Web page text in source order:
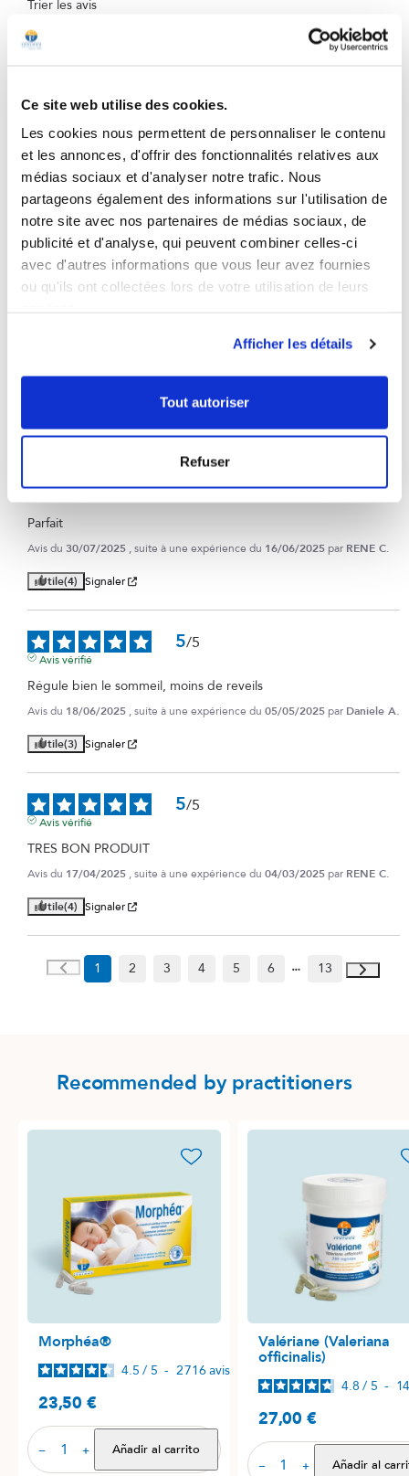
Ce site web utilise des cookies.
Les cookies nous permettent de personnaliser le contenu
et les annonces, d'offrir des fonctionnalités relatives aux
médias sociaux et d'analyser notre trafic. Nous
partageons également des informations sur l'utilisation de
notre site avec nos partenaires de médias sociaux, de
publicité et d'analyse, qui peuvent combiner celles-ci
avec d'autres informations que vous leur avez fournies
ou qu'ils ont collectées lors de votre utilisation de leurs
Afficher les détails
Tout autoriser
Refuser
Trier les avis
5/5
Avis vérifié
je n'ai pas encore testé
Avis du 01/03/2026
B.
Utile(4) Signaler
Parfait
Avis du 30/07/2025 , suite à une expérience du 16/06/2025 par RENE C.
Utile(4) Signaler
5/5
Avis vérifié
Régule bien le sommeil, moins de reveils
Avis du 18/06/2025 , suite à une expérience du 05/05/2025 par Daniele A.
Utile(3) Signaler
5/5
Avis vérifié
TRES BON PRODUIT
Avis du 17/04/2025 , suite à une expérience du 04/03/2025 par RENE C.
Utile(4) Signaler
1 2 3 4 5 6 13
Recommended by practitioners
favorite_border
Morphéa®
4.5 / 5 - 2 716avis
Precio
23,50 €
− + Añadir al carrito
Valériane (Valeriana
officinalis)
4.8 / 5 -
Precio
27,00 €
− + Añadir al